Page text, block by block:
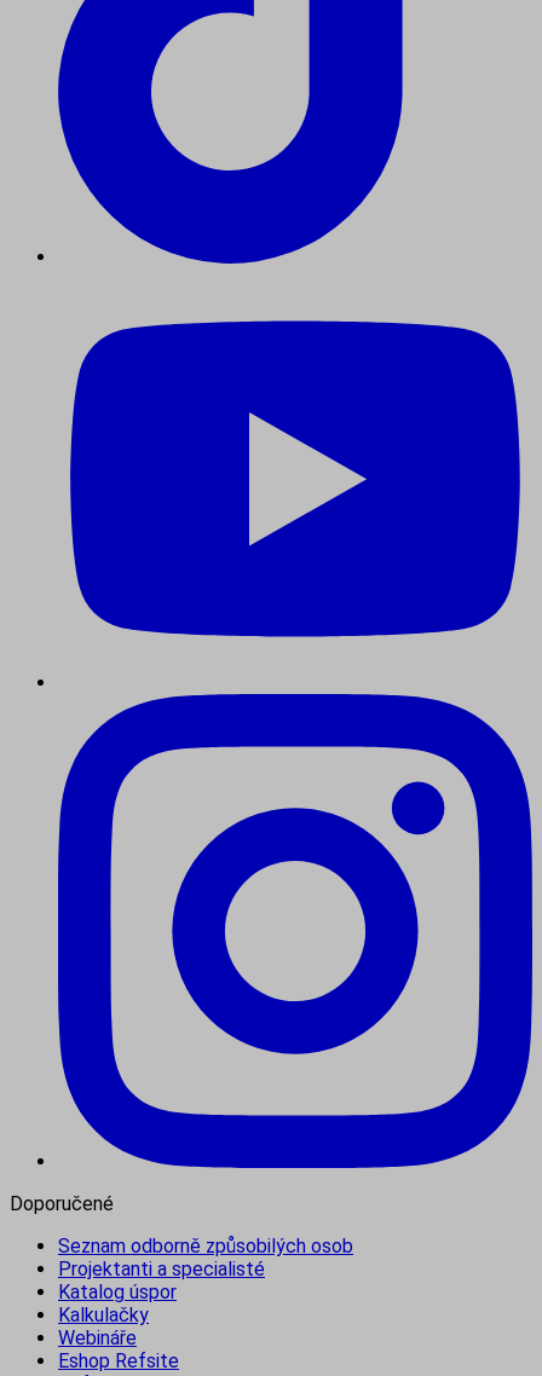
Doporučené
Seznam odborně způsobilých osob
Projektanti a specialisté
Katalog úspor
Kalkulačky
Webináře
Eshop Refsite